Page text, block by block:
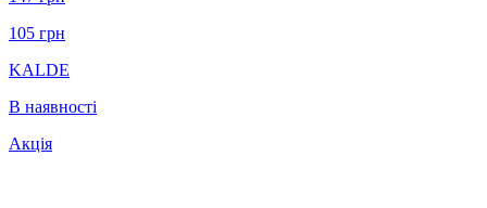
105 грн
KALDE
В наявності
Акція